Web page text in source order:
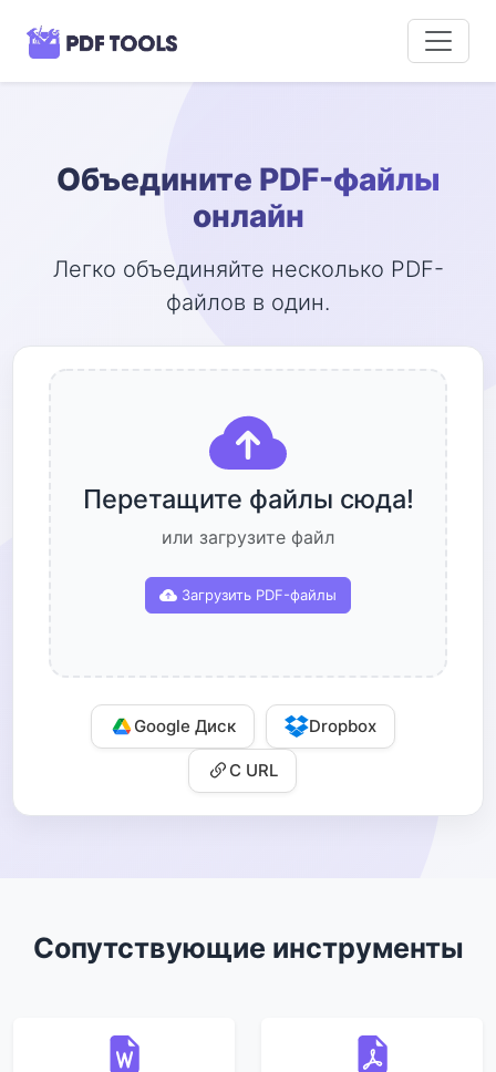
Объедините PDF-файлы
онлайн
Легко объединяйте несколько PDF-
файлов в один.
Перетащите файлы сюда!
или загрузите файл
Загрузить PDF-файлы
Google Диск Dropbox
С URL
Сопутствующие инструменты